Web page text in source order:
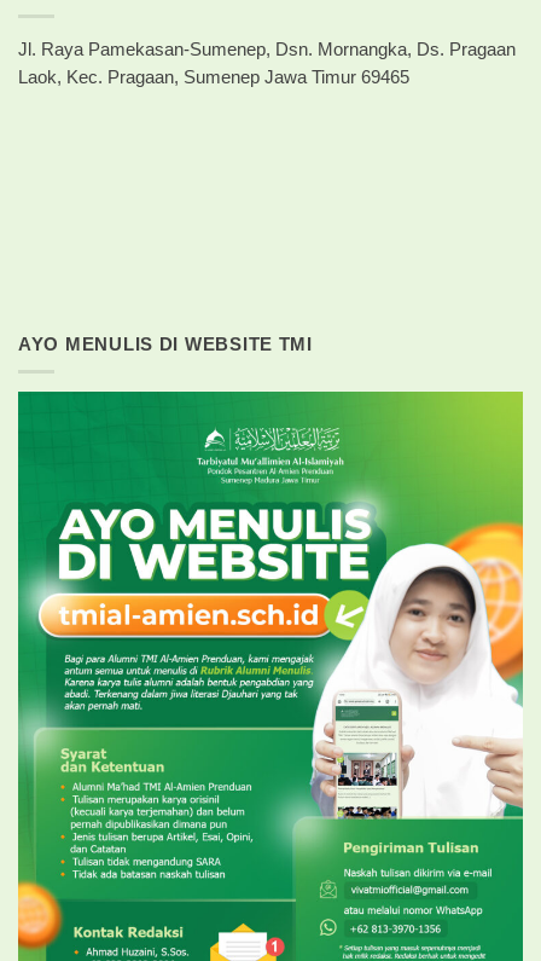
Jl. Raya Pamekasan-Sumenep, Dsn. Mornangka, Ds. Pragaan
Laok, Kec. Pragaan, Sumenep Jawa Timur 69465
AYO MENULIS DI WEBSITE TMI